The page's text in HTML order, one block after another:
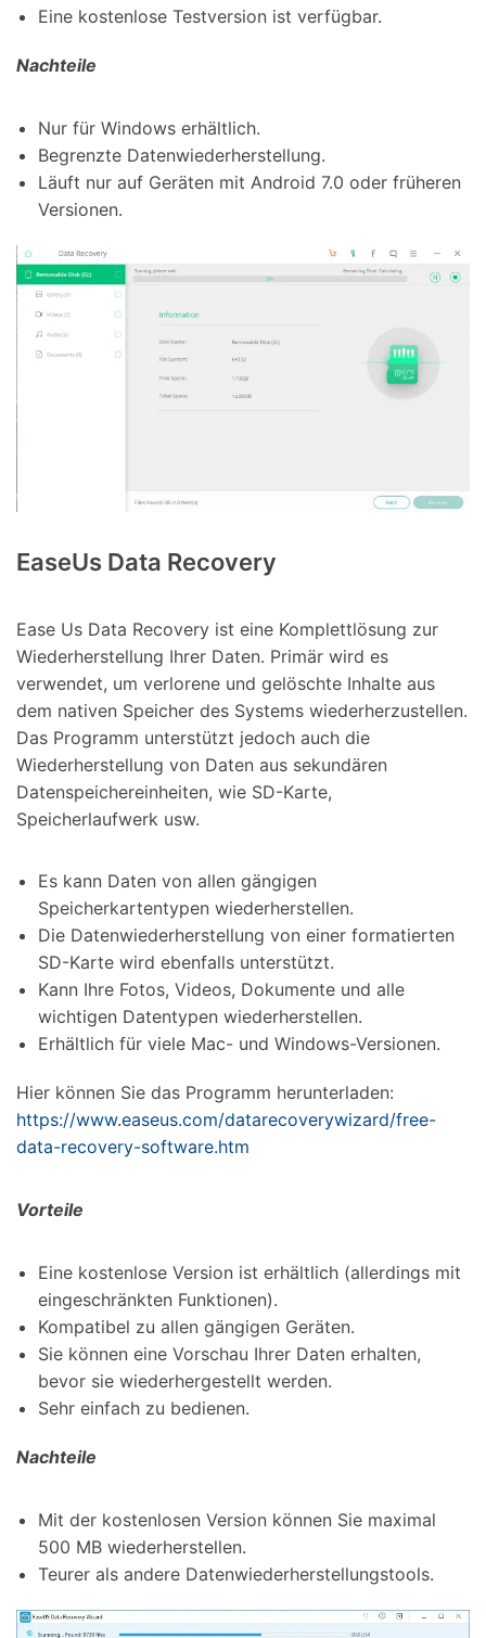
Eine kostenlose Testversion ist verfügbar.
Nachteile
Nur für Windows erhältlich.
Begrenzte Datenwiederherstellung.
Läuft nur auf Geräten mit Android 7.0 oder früheren
Versionen.
EaseUs Data Recovery
Ease Us Data Recovery ist eine Komplettlösung zur
Wiederherstellung Ihrer Daten. Primär wird es
verwendet, um verlorene und gelöschte Inhalte aus
dem nativen Speicher des Systems wiederherzustellen.
Das Programm unterstützt jedoch auch die
Wiederherstellung von Daten aus sekundären
Datenspeichereinheiten, wie SD-Karte,
Speicherlaufwerk usw.
Es kann Daten von allen gängigen
Speicherkartentypen wiederherstellen.
Die Datenwiederherstellung von einer formatierten
SD-Karte wird ebenfalls unterstützt.
Kann Ihre Fotos, Videos, Dokumente und alle
wichtigen Datentypen wiederherstellen.
Erhältlich für viele Mac- und Windows-Versionen.
Hier können Sie das Programm herunterladen:
https://www.easeus.com/datarecoverywizard/free-
data-recovery-software.htm
Vorteile
Eine kostenlose Version ist erhältlich (allerdings mit
eingeschränkten Funktionen).
Kompatibel zu allen gängigen Geräten.
Sie können eine Vorschau Ihrer Daten erhalten,
bevor sie wiederhergestellt werden.
Sehr einfach zu bedienen.
Nachteile
Mit der kostenlosen Version können Sie maximal
500 MB wiederherstellen.
Teurer als andere Datenwiederherstellungstools.